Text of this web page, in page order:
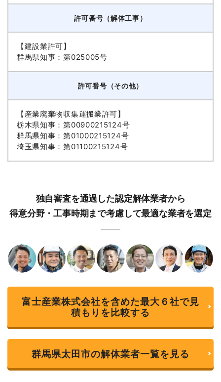
許可番号（解体工事）
【建設業許可】
群馬県知事：第025005号
許可番号（その他）
【産業廃棄物収集運搬業許可】
栃木県知事：第00900215124号
群馬県知事：第01000215124号
埼玉県知事：第01100215124号
独自審査を通過した認定解体業者から
得意分野・工事時期まで考慮して最適な業者を選定
富士産業株式会社を含めた最大６社で見
積もりを比較する
群馬県太田市の解体業者一覧を見る